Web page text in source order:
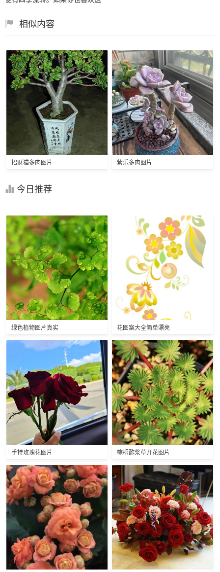
相似内容
招财猫多肉图片 紫乐多肉图片
今日推荐
绿色植物图片真实 花图案大全简单漂亮
手持玫瑰花图片 棕榈酢浆草开花图片